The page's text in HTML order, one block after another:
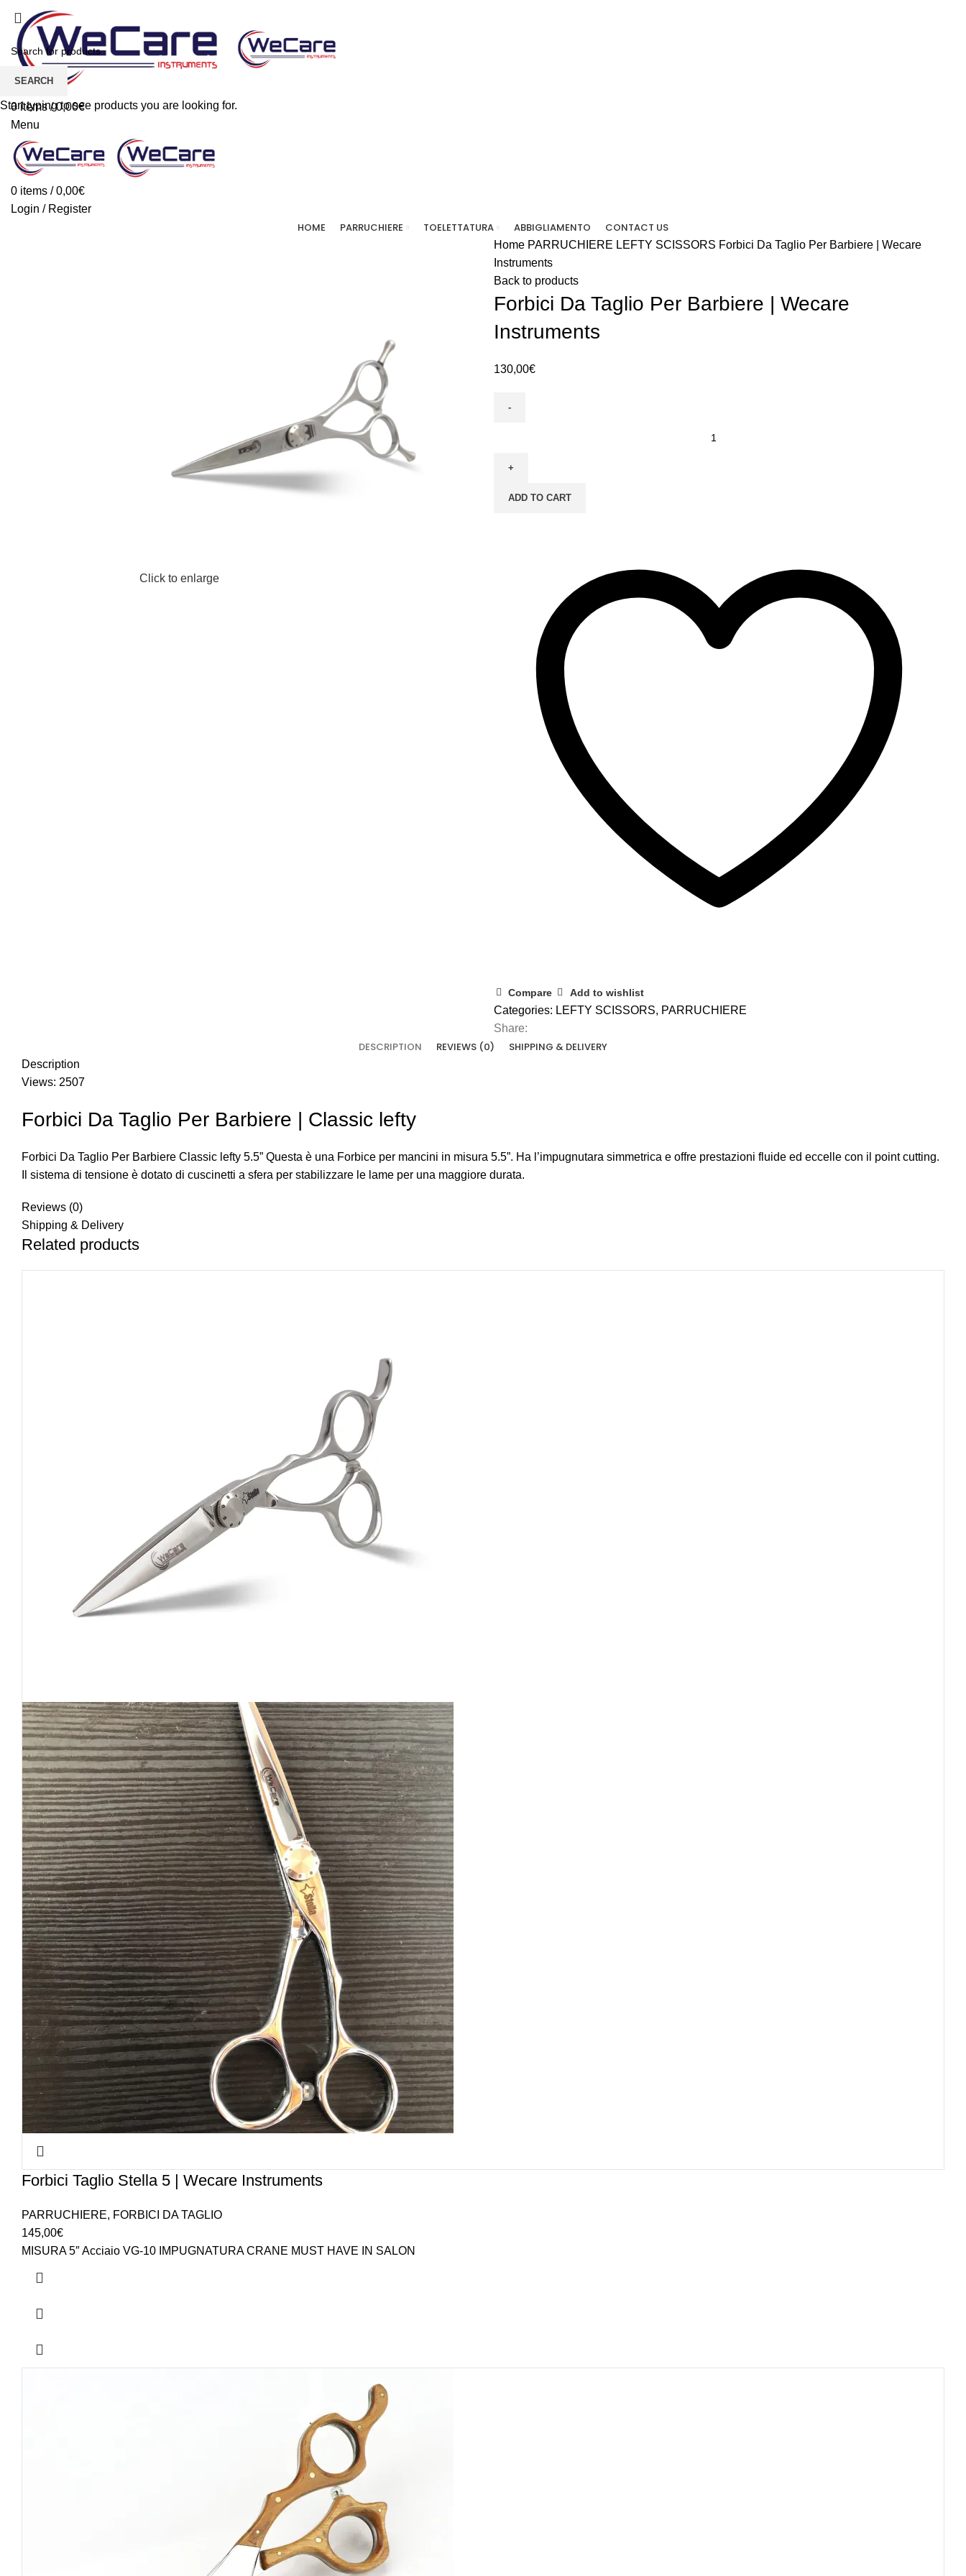
0items / 0,00€
Menu
0 items / 0,00€
Login / Register
HOME PARRUCHIERE TOELETTATURA ABBIGLIAMENTO CONTACT US
Click to enlarge
Home PARRUCHIERE LEFTY SCISSORS Forbici Da Taglio Per Barbiere | Wecare
Instruments
Back to products
Forbici Da Taglio Per Barbiere | Wecare
Instruments
130,00€
Taglio
Barbiere
ADD TO CART
Compare Add to wishlist
Categories: LEFTY SCISSORS, PARRUCHIERE
Share:
DESCRIPTION REVIEWS (0) SHIPPING & DELIVERY
Description
Views: 2507
Forbici Da Taglio Per Barbiere | Classic lefty
Forbici Da Taglio Per Barbiere Classic lefty 5.5” Questa è una Forbice per mancini in misura 5.5”. Ha l’impugnutara simmetrica e offre prestazioni fluide ed eccelle con il point cutting.
Il sistema di tensione è dotato di cuscinetti a sfera per stabilizzare le lame per una maggiore durata.
Reviews (0)
Shipping & Delivery
Related products
Forbici Taglio Stella 5 | Wecare Instruments
PARRUCHIERE, FORBICI DA TAGLIO
145,00€
MISURA 5″ Acciaio VG-10 IMPUGNATURA CRANE MUST HAVE IN SALON
SEARCH
Start typing to see products you are looking for.